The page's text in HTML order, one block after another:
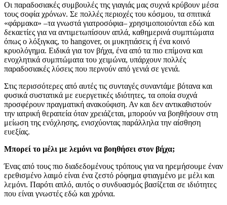
Οι παραδοσιακές συμβουλές της γιαγιάς μας συχνά κρύβουν μέσα
τους σοφία χρόνων. Σε πολλές περιοχές του κόσμου, τα σπιτικά
«φάρμακα» –τα γνωστά γιατροσόφια– χρησιμοποιούνται εδώ και
δεκαετίες για να αντιμετωπίσουν απλά, καθημερινά συμπτώματα
όπως ο λόξιγκας, το hangover, οι μυκητιάσεις ή ένα κοινό
κρυολόγημα. Ειδικά για τον βήχα, ένα από τα πιο επίμονα και
ενοχλητικά συμπτώματα του χειμώνα, υπάρχουν πολλές
παραδοσιακές λύσεις που περνούν από γενιά σε γενιά.
Στις περισσότερες από αυτές τις συνταγές συναντάμε βότανα και
φυσικά συστατικά με ευεργετικές ιδιότητες, τα οποία συχνά
προσφέρουν πραγματική ανακούφιση. Αν και δεν αντικαθιστούν
την ιατρική θεραπεία όταν χρειάζεται, μπορούν να βοηθήσουν στη
μείωση της ενόχλησης, ενισχύοντας παράλληλα την αίσθηση
ευεξίας.
Μπορεί το μέλι με λεμόνι να βοηθήσει στον βήχα;
Ένας από τους πιο διαδεδομένους τρόπους για να ηρεμήσουμε έναν
ερεθισμένο λαιμό είναι ένα ζεστό ρόφημα φτιαγμένο με μέλι και
λεμόνι. Παρότι απλό, αυτός ο συνδυασμός βασίζεται σε ιδιότητες
που είναι γνωστές εδώ και χρόνια.